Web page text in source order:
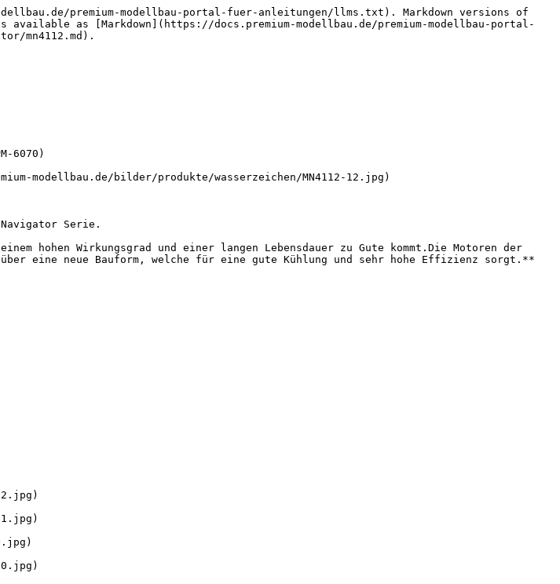
premium-modellbau-portal-fuer-anleitungen/llms.txt). Markdown versions of
as [Markdown](https://docs.premium-modellbau.de/premium-modellbau-portal-
mn4112.md).
6070)
modellbau.de/bilder/produkte/wasserzeichen/MN4112-12.jpg)
Serie.
hohen Wirkungsgrad und einer langen Lebensdauer zu Gute kommt.Die Motoren der
über eine neue Bauform, welche für eine gute Kühlung und sehr hohe Effizienz sorgt.**